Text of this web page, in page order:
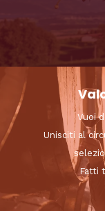
Vuoi
Unisciti al
Fatti